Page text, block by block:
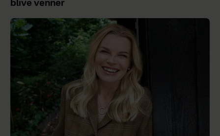
blive venner